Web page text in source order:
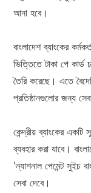
আনা হবে।
বাংলাদেশ ব্যাংকের
ভিত্তিতে টাকা পে কার্ড
তৈরি করেছে। এতে
প্রতিষ্ঠানগুলোর জন্য
কেন্দ্রীয় ব্যাংকের
ব্যবহার করা যাবে।
‘ন্যাশনাল পেমেন্ট সুইচ
সেবা দেবে।